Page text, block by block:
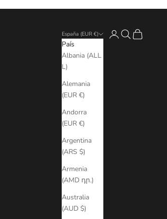
España (EUR €)
País
Albania (ALL
L)
Alemania
(EUR €)
Andorra
(EUR €)
Argentina
(ARS $)
Armenia
(AMD դր.)
Australia
(AUD $)
Iniciar sesión
Buscar
Cesta